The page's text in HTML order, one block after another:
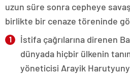
uzun süre sonra cepheye
birlikte bir cenaze töreninde
İstifa çağrılarına direnen
dünyada hiçbir ülkenin
yöneticisi Arayik